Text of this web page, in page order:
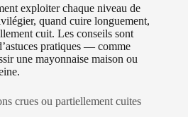
exploiter chaque niveau de
quand cuire longuement,
cuit. Les conseils sont
pratiques — comme
une mayonnaise maison ou
crues ou partiellement cuites